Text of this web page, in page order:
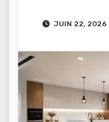
JUIN 22, 2026